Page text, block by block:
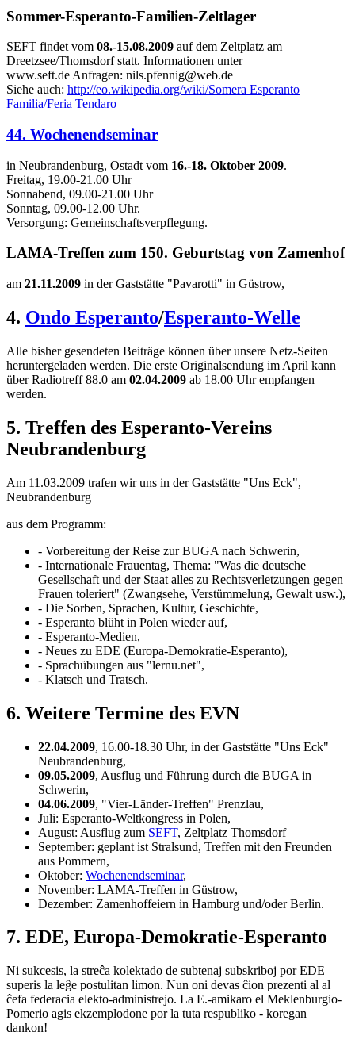
Sommer-Esperanto-Familien-Zeltlager
SEFT findet vom 08.-15.08.2009 auf dem Zeltplatz am
Dreetzsee/Thomsdorf statt. Informationen unter
www.seft.de Anfragen: nils.pfennig@web.de
Siehe auch: http://eo.wikipedia.org/wiki/Somera Esperanto
Familia/Feria Tendaro
44. Wochenendseminar
in Neubrandenburg, Ostadt vom 16.-18. Oktober 2009.
Freitag, 19.00-21.00 Uhr
Sonnabend, 09.00-21.00 Uhr
Sonntag, 09.00-12.00 Uhr.
Versorgung: Gemeinschaftsverpflegung.
LAMA-Treffen zum 150. Geburtstag von Zamenhof
am 21.11.2009 in der Gaststätte "Pavarotti" in Güstrow,
4. Ondo Esperanto/Esperanto-Welle
Alle bisher gesendeten Beiträge können über unsere Netz-Seiten
heruntergeladen werden. Die erste Originalsendung im April kann
über Radiotreff 88.0 am 02.04.2009 ab 18.00 Uhr empfangen
werden.
5. Treffen des Esperanto-Vereins
Neubrandenburg
Am 11.03.2009 trafen wir uns in der Gaststätte "Uns Eck",
Neubrandenburg
aus dem Programm:
- Vorbereitung der Reise zur BUGA nach Schwerin,
- Internationale Frauentag, Thema: "Was die deutsche
Gesellschaft und der Staat alles zu Rechtsverletzungen gegen
Frauen toleriert" (Zwangsehe, Verstümmelung, Gewalt usw.),
- Die Sorben, Sprachen, Kultur, Geschichte,
- Esperanto blüht in Polen wieder auf,
- Esperanto-Medien,
- Neues zu EDE (Europa-Demokratie-Esperanto),
- Sprachübungen aus "lernu.net",
- Klatsch und Tratsch.
6. Weitere Termine des EVN
22.04.2009, 16.00-18.30 Uhr, in der Gaststätte "Uns Eck"
Neubrandenburg,
09.05.2009, Ausflug und Führung durch die BUGA in
Schwerin,
04.06.2009, "Vier-Länder-Treffen" Prenzlau,
Juli: Esperanto-Weltkongress in Polen,
August: Ausflug zum SEFT, Zeltplatz Thomsdorf
September: geplant ist Stralsund, Treffen mit den Freunden
aus Pommern,
Oktober: Wochenendseminar,
November: LAMA-Treffen in Güstrow,
Dezember: Zamenhoffeiern in Hamburg und/oder Berlin.
7. EDE, Europa-Demokratie-Esperanto
Ni sukcesis, la streĉa kolektado de subtenaj subskriboj por EDE
superis la leĝe postulitan limon. Nun oni devas ĉion prezenti al al
ĉefa federacia elekto-administrejo. La E.-amikaro el Meklenburgio-
Pomerio agis ekzemplodone por la tuta respubliko - koregan
dankon!